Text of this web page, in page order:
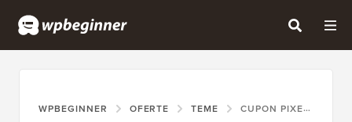
WPBEGINNER OFERTE TEME CUPON PIXELEMU